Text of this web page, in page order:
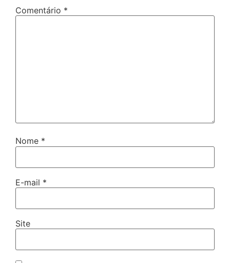
Comentário *
Nome *
E-mail *
Site